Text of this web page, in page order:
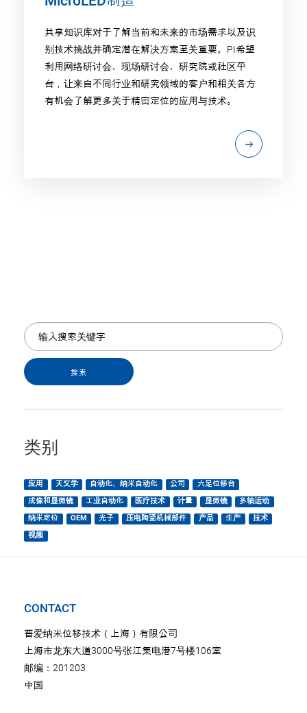
共享知识库对于了解当前和未来的市场需求以及识
别技术挑战并确定潜在解决方案至关重要。PI希望
利用网络研讨会、现场研讨会、研究院或社区平
台，让来自不同行业和研究领域的客户和相关各方
有机会了解更多关于精密定位的应用与技术。
类别
应用 天文学 自动化、纳米自动化 公司
六足位移台
成像和显微镜
工业自动化 医疗技术 计量 显微镜
多轴运动
纳米定位
OEM 光子 压电陶瓷机械部件 产品 生产
技术
视频
CONTACT
普爱纳米位移技术（上海）有限公司
上海市龙东大道3000号张江集电港7号楼106室
邮编：201203
中国